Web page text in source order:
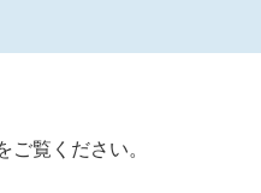
ご覧ください。